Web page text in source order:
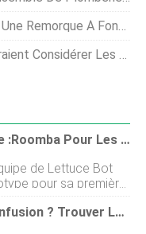
", Dit Le Commissaire-Priseur
Les Vaches Frisonnes
Bot De Laitue :Roomba Pour Les Mauvaises Herbes
de Lettuce Bot
pour sa première
en janvier 2012. /
Cineraria Confusion ? Trouver La Fleur Du Fleuriste